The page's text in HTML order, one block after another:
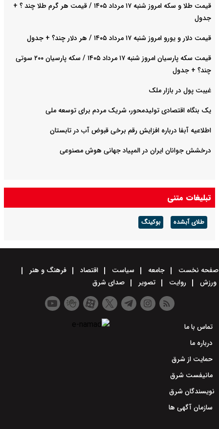
قیمت طلا و سکه امروز شنبه ۱۷ مرداد ۱۴۰۵ / قیمت هر گرم طلا چند ؟ +
جدول
قیمت دلار و یورو امروز شنبه ۱۷ مرداد ۱۴۰۵ / هر دلار چند؟ + جدول
قیمت سکه پارسیان امروز شنبه ۱۷ مرداد ۱۴۰۵ / سکه پارسیان ۲۰۰ سوتی
چند؟ + جدول
غیبت پول در بازار ملک
یک بنگاه اقتصادی تولیدمحور، شریک مردم برای توسعه ملی
اطلاعیه آبفا درباره افزایش رقم برخی قبوض آب در تابستان
درخشش جوانان ایران در المپیاد جهانی هوش مصنوعی
تبلیغات متنی
طلای آبشده بوکینگ
صفحه نخست جامعه سیاست اقتصاد
فرهنگ و هنر
ورزش
روایت تصویر صدای شرق
تماس با ما
درباره ما
حمایت از شرق
مانیفست شرق
نویسندگان شرق
سازمان آگهی ها